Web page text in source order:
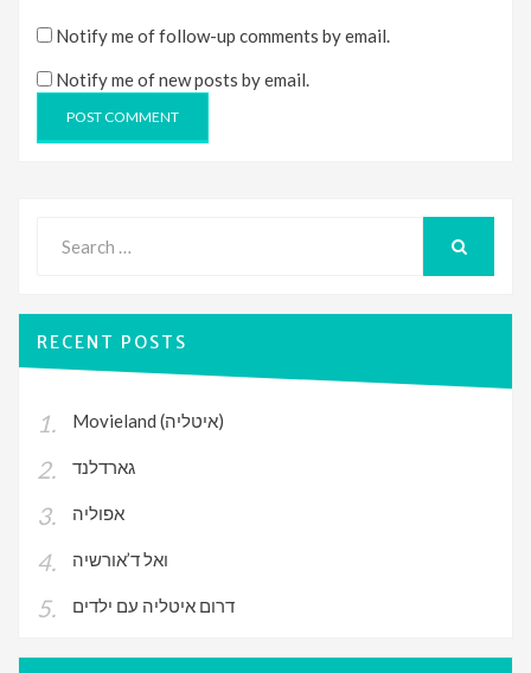
Notify me of follow-up comments by email.
Notify me of new posts by email.
for:
RECENT POSTS
Movieland (איטליה)
גארדלנד
אפוליה
ואל ד’אורשיה
דרום איטליה עם ילדים